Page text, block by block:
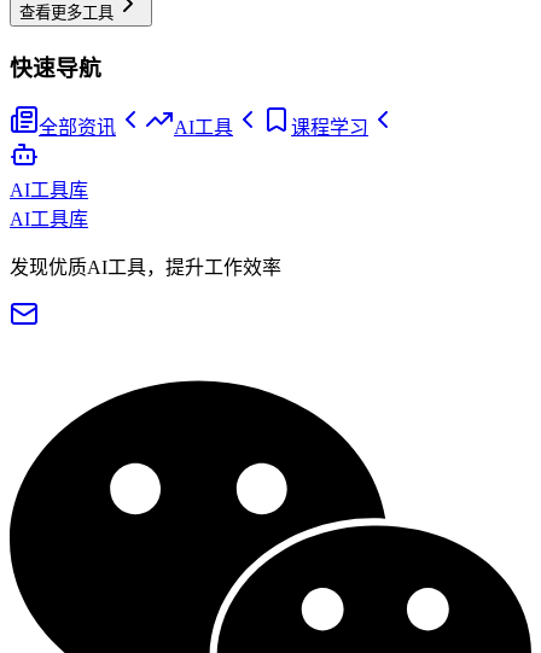
查看更多工具
快速导航
全部资讯 AI工具 课程学习
AI工具库
AI工具库
发现优质AI工具，提升工作效率